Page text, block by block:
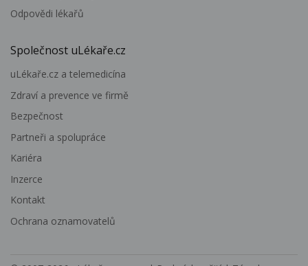
Odpovědi lékařů
Společnost uLékaře.cz
uLékaře.cz a telemedicína
Zdraví a prevence ve firmě
Bezpečnost
Partneři a spolupráce
Kariéra
Inzerce
Kontakt
Ochrana oznamovatelů